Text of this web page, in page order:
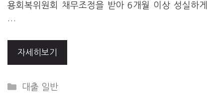
용회복위원회 채무조정을 받아 6개월 이상 성실하게
…
자세히보기
Categories
대출 일반